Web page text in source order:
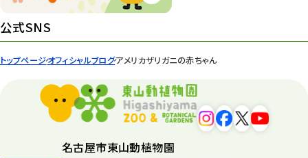
トップページオフィシャルブログアメリカザリガニの赤ちゃん
イベント
公式SNS
名古屋市東山動植物園